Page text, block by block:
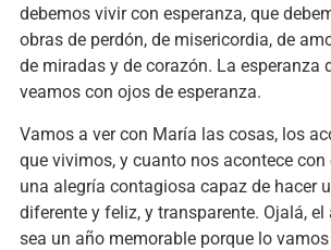
debemos vivir con esperanza, que
obras de perdón, de misericordia, de
de miradas y de corazón. La esperanza
veamos con ojos de esperanza.
Vamos a ver con María las cosas, los
que vivimos, y cuanto nos acontece
una alegría contagiosa capaz de hacer
diferente y feliz, y transparente. Ojalá,
sea un año memorable porque lo